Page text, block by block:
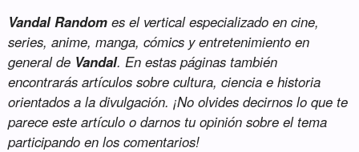
Vandal Random es el vertical especializado en cine,
series, anime, manga, cómics y entretenimiento en
general de Vandal. En estas páginas también
encontrarás artículos sobre cultura, ciencia e historia
orientados a la divulgación. ¡No olvides decirnos lo que te
parece este artículo o darnos tu opinión sobre el tema
participando en los comentarios!